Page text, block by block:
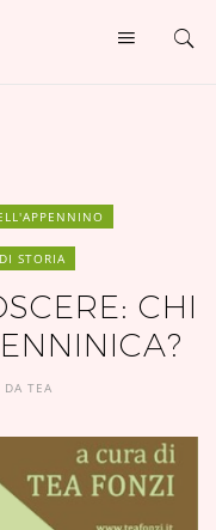
STORIA
CHI
DA TEA